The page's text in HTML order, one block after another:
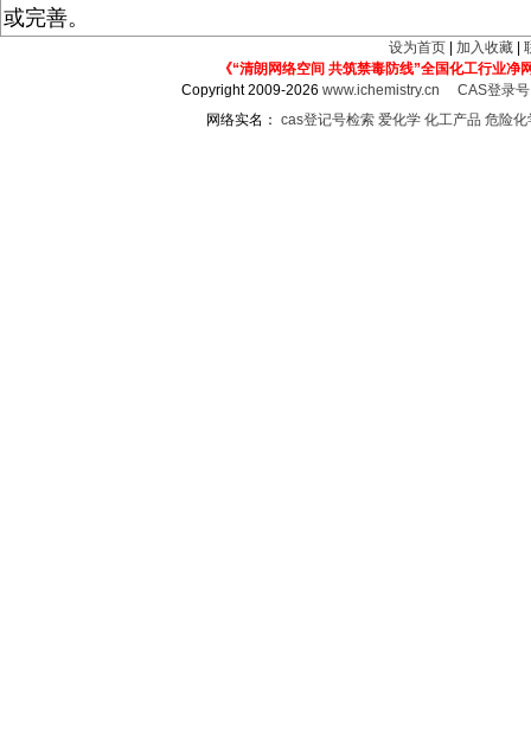
或完善。
设为首页 加入收藏
《“清朗网络空间 共筑禁毒防线”全国化工行业净
Copyright 2009-2026www.ichemistry.cn
CAS登录
网络实名： cas登记号检索 爱化学 化工产品 危险化